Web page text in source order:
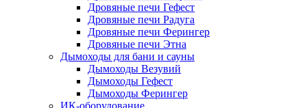
Дровяные печи Гефест
Дровяные печи Радуга
Дровяные печи Ферингер
Дровяные печи Этна
Дымоходы для бани и сауны
Дымоходы Везувий
Дымоходы Гефест
Дымоходы Ферингер
ИК-оборудование